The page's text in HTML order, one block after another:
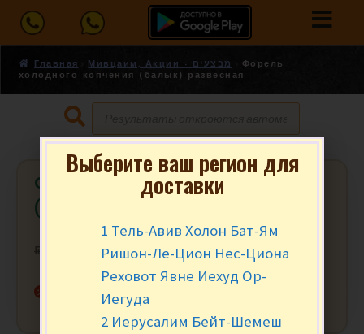
Главная Мивцаим, Акции - מבצעים
Форель
холодного копчения (балык) развесная
Форель холодного копчения
(балык) развесная
₪ 19.90 ₪14.90 за 100 гр.
Нет в наличии
Выберите ваш регион для
доставки
1 Тель-Авив Холон Бат-Ям
Ришон-Ле-Цион Нес-Циона
Реховот Явне Иехуд Ор-
Иегуда
2 Иерусалим Бейт-Шемеш